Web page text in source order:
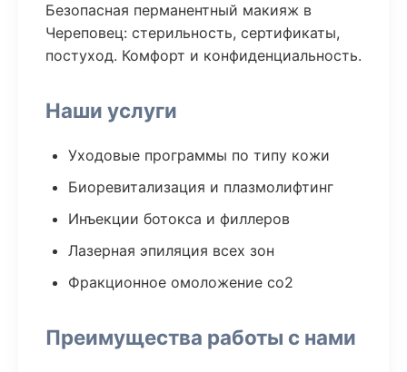
Безопасная перманентный макияж в
Череповец: стерильность, сертификаты,
постуход. Комфорт и конфиденциальность.
Наши услуги
Уходовые программы по типу кожи
Биоревитализация и плазмолифтинг
Инъекции ботокса и филлеров
Лазерная эпиляция всех зон
Фракционное омоложение co2
Преимущества работы с нами